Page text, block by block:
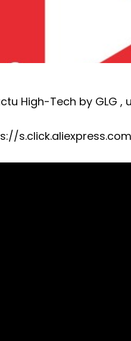
High-Tech by GLG